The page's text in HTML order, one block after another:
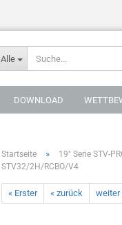
Alle
DOWNLOAD
Startseite » 19" Serie STV-
STV32/2H/RCBO/V4
« Erster « zurück weiter